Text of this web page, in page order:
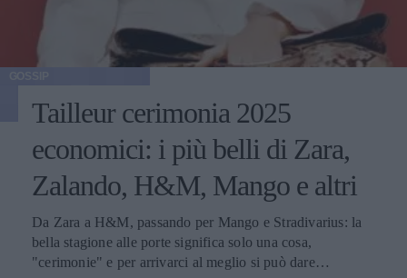
Tailleur cerimonia 2025
economici: i più belli di Zara,
Zalando, H&M, Mango e altri
Da Zara a H&M, passando per Mango e Stradivarius: la
bella stagione alle porte significa solo una cosa,
"cerimonie" e per arrivarci al meglio si può dare